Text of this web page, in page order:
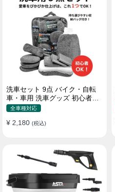
洗車セット 9点 バイク・自転
車・車用 洗車グッズ 初心者向
け 洗車ブラシ スポンジ タオル
ス用スポンジ 高級洗車道具 乾
全車種対応
¥ 2,180 (税込)